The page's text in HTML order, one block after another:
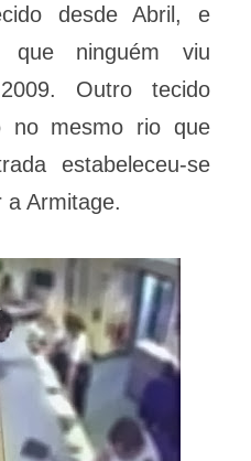
desde Abril, e
que ninguém viu
Outro tecido
no mesmo rio que
estabeleceu-se
a Armitage.